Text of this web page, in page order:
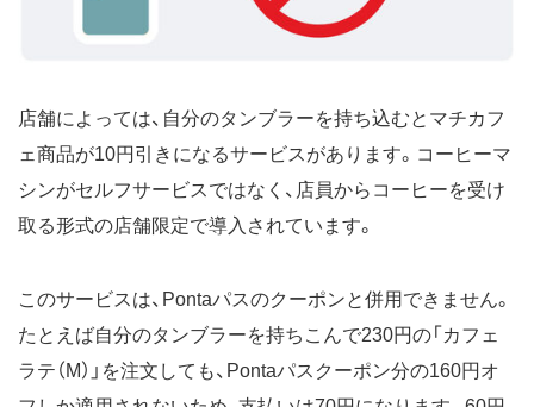
店舗によっては、自分のタンブラーを持ち込むとマチカフ
ェ商品が10円引きになるサービスがあります。コーヒーマ
シンがセルフサービスではなく、店員からコーヒーを受け
取る形式の店舗限定で導入されています。
このサービスは、Pontaパスのクーポンと併用できません。
たとえば自分のタンブラーを持ちこんで230円の「カフェ
ラテ（M）」を注文しても、Pontaパスクーポン分の160円オ